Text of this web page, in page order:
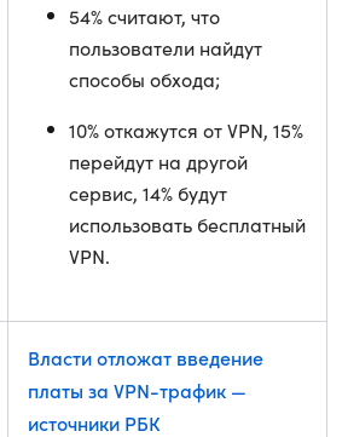
54% считают, что
пользователи найдут
способы обхода;
10% откажутся от VPN, 15%
перейдут на другой
сервис, 14% будут
использовать бесплатный
VPN.
Власти отложат введение
платы за VPN-трафик —
источники РБК